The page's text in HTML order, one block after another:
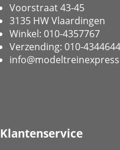
Voorstraat 43-45
3135 HW Vlaardingen
Winkel: 010-4357767
Verzending: 010-4344644
Klantenservice